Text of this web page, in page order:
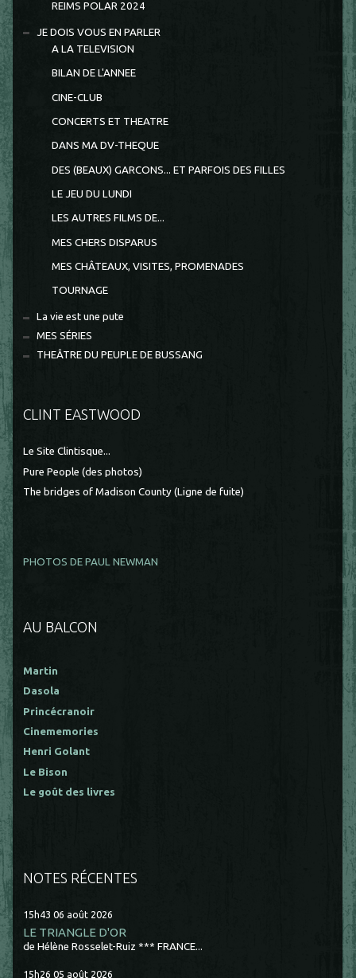
REIMS POLAR 2024
JE DOIS VOUS EN PARLER
A LA TELEVISION
BILAN DE L'ANNEE
CINE-CLUB
CONCERTS ET THEATRE
DANS MA DV-THEQUE
DES (BEAUX) GARCONS... ET PARFOIS DES FILLES
LE JEU DU LUNDI
LES AUTRES FILMS DE...
MES CHERS DISPARUS
MES CHÂTEAUX, VISITES, PROMENADES
TOURNAGE
La vie est une pute
MES SÉRIES
THEÂTRE DU PEUPLE DE BUSSANG
CLINT EASTWOOD
Le Site Clintisque...
Pure People (des photos)
The bridges of Madison County (Ligne de fuite)
PHOTOS DE PAUL NEWMAN
AU BALCON
Martin
Dasola
Princécranoir
Cinememories
Henri Golant
Le Bison
Le goût des livres
NOTES RÉCENTES
15h43 06 août 2026
LE TRIANGLE D'OR
de Hélène Rosselet-Ruiz *** FRANCE...
15h26 05 août 2026